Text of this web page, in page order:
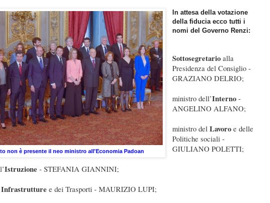
non è presente il neo ministro all'Economia Padoan
In attesa della votazione
della fiducia ecco tutti i
nomi del Governo Renzi:
Sottosegretarioalla
Presidenza del Consiglio -
GRAZIANO DELRIO;
ministro dell’Interno -
ANGELINO ALFANO;
ministro delLavoroe delle
Politiche sociali -
GIULIANO POLETTI;
Istruzione - STEFANIA GIANNINI;
Infrastrutture e dei Trasporti - MAURIZIO LUPI;